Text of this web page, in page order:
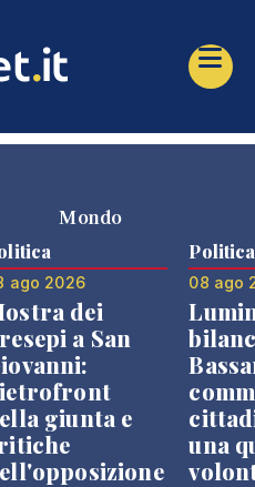
Mondo
ago 2026
dei
a San
giunta e
Politica
08 ago
una